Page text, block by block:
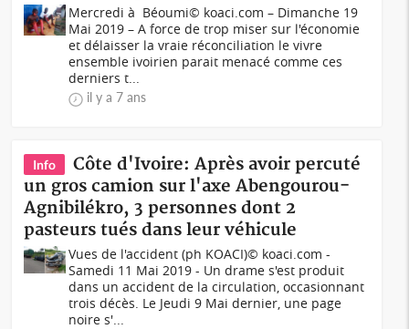
Mercredi à Béoumi© koaci.com – Dimanche 19
Mai 2019 – A force de trop miser sur l'économie
et délaisser la vraie réconciliation le vivre
ensemble ivoirien parait menacé comme ces
derniers t...
il y a 7 ans
Info
Côte d'Ivoire: Après avoir percuté
un gros camion sur l'axe Abengourou-
Agnibilékro, 3 personnes dont 2
pasteurs tués dans leur véhicule
Vues de l'accident (ph KOACI)© koaci.com -
Samedi 11 Mai 2019 - Un drame s'est produit
dans un accident de la circulation, occasionnant
trois décès. Le Jeudi 9 Mai dernier, une page
noire s'...